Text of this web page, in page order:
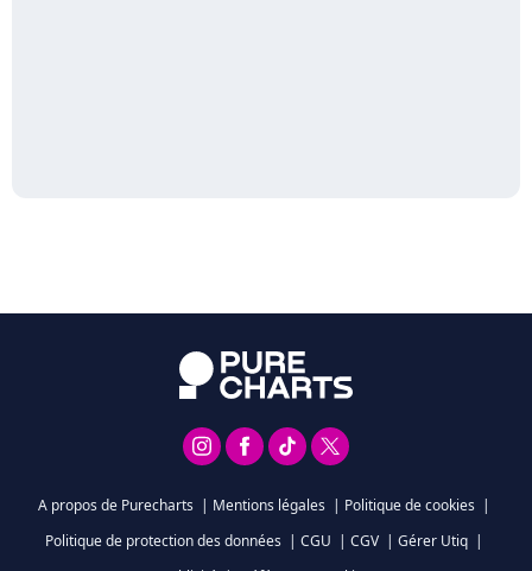
A propos de Purecharts | Mentions légales | Politique de cookies |
Politique de protection des données | CGU | CGV | Gérer Utiq |